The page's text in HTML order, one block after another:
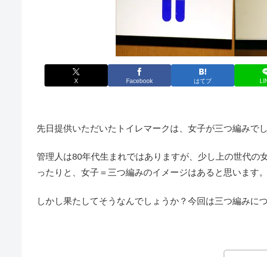
X Facebook はてブ
先日提供いただいたトイレマークは、女子が三つ編みでし
管理人は80年代生まれではありますが、少し上の世代の
ったりと、女子＝三つ編みのイメージはあると思います。
しかし果たしてそうなんでしょうか？今回は三つ編みに